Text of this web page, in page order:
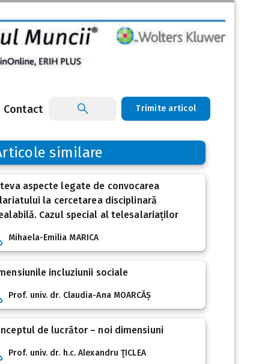
Contact Trimite articol
similare
aspecte legate de convocarea
la cercetarea disciplinară
Cazul special al telesalariaților
Mihaela-Emilia MARICA
incluziunii sociale
Prof. univ. dr. Claudia-Ana MOARCĂȘ
de lucrător – noi dimensiuni
Prof. univ. dr. h.c. Alexandru ŢICLEA